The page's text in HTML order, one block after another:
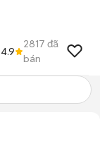
4.9
2817 đã
bán